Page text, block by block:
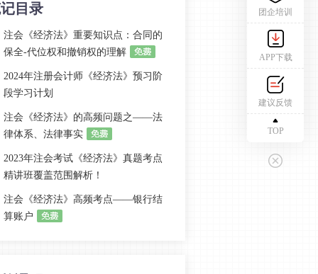
目录
注会《经济法》重要知识点：合同的
保全-代位权和撤销权的理解
2024年注册会计师《经济法》预习阶
段学习计划
注会《经济法》的高频问题之——法
律体系、法律事实
2023年注会考试《经济法》真题考点
精讲班覆盖范围解析！
注会《经济法》高频考点——银行结
算账户
团企培训
APP下载
建议反馈
TOP